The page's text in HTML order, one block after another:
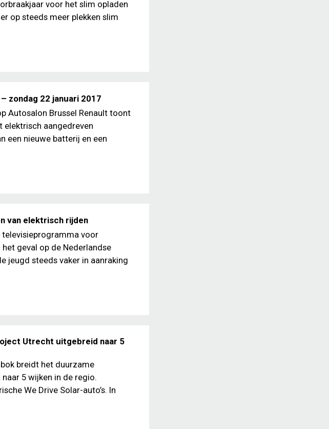
voor het slim opladen
op steeds meer plekken slim
zondag 22 januari 2017
Autosalon Brussel Renault toont
elektrisch aangedreven
een nieuwe batterij en een
van elektrisch rijden
televisieprogramma voor
geval op de Nederlandse
jeugd steeds vaker in aanraking
Utrecht uitgebreid naar 5
breidt het duurzame
5 wijken in de regio.
We Drive Solar-auto’s. In